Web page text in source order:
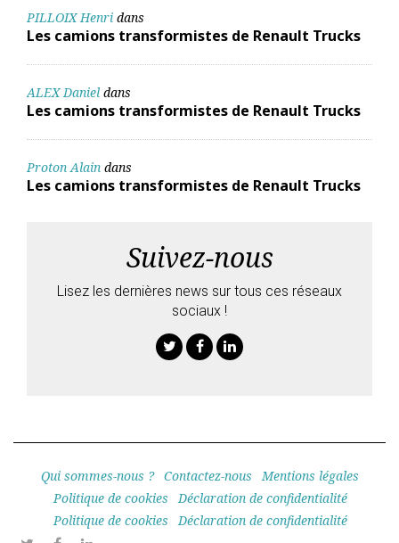
PILLOIX Henri dans
Les camions transformistes de Renault Trucks
ALEX Daniel dans
Les camions transformistes de Renault Trucks
Proton Alain dans
Les camions transformistes de Renault Trucks
Suivez-nous
Lisez les dernières news sur tous ces réseaux
sociaux !
Qui sommes-nous ? Contactez-nous
Mentions légales
Politique de cookies
Déclaration de confidentialité
Politique de cookies
Déclaration de confidentialité